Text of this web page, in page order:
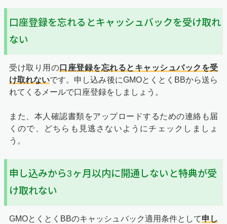
口座登録を忘れるとキャッシュバックを受け取れ
ない
受け取り用の口座登録を忘れるとキャッシュバックを受
け取れないです。申し込み後にGMOとくとくBBから送ら
れてくるメールで口座登録をしましょう。
また、本人確認書類をアップロードするための連絡も届
くので、どちらも見逃さないようにチェックしましょ
う。
申し込みから3ヶ月以内に開通しないと特典が受
け取れない
GMOとくとくBBのキャッシュバック適用条件として申し